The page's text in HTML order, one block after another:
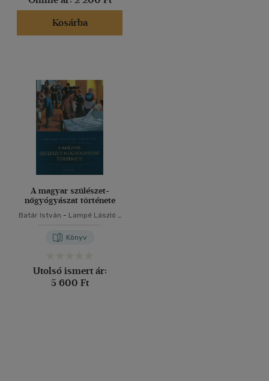
Kosárba
A magyar szülészet-
nőgyógyászat története
Batár István - Lampé László -
Könyv
Utolsó ismert ár:
5 600 Ft